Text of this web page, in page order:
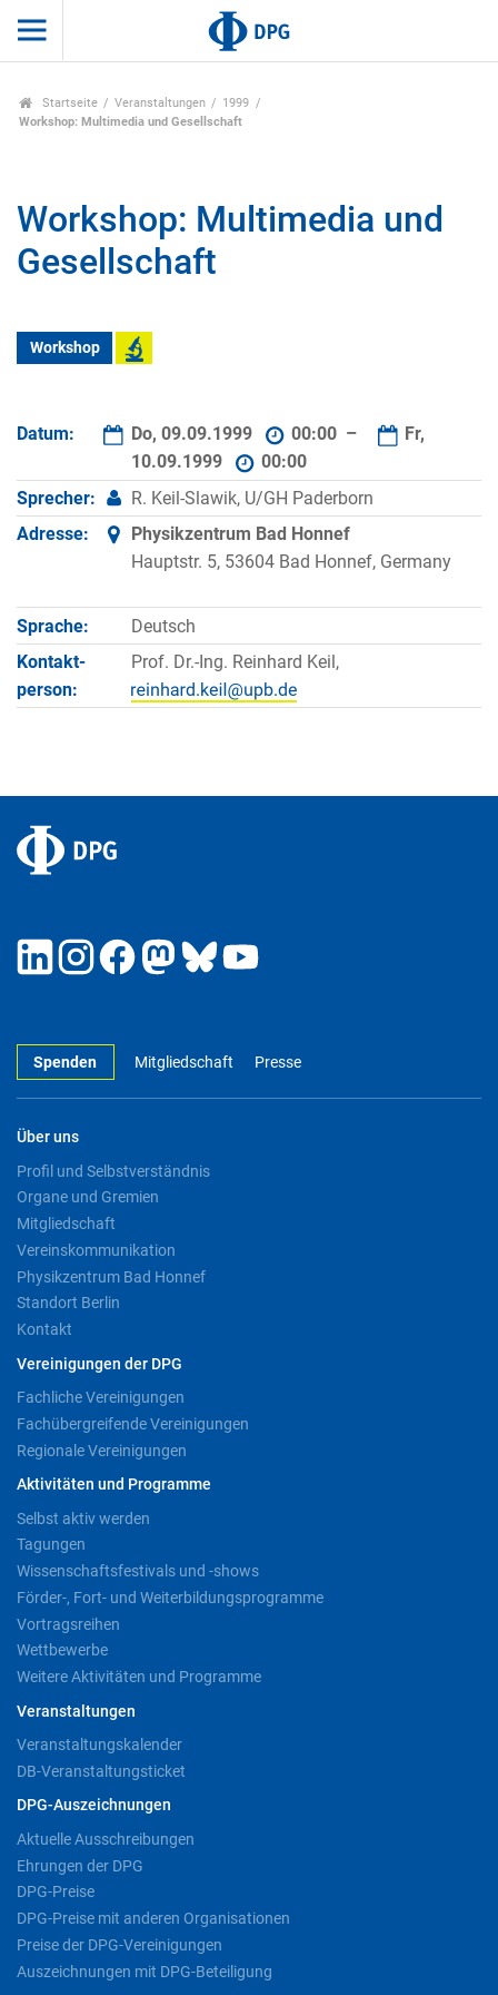
Startseite Veranstaltungen
1999
Workshop: Multimedia und Gesellschaft
Workshop: Multimedia und
Gesellschaft
Workshop
Datum: Do, 09.09.1999 00:00 –
Fr,
10.09.1999
00:00
Sprecher:
R. Keil-Slawik, U/GH Paderborn
Adresse:
Physikzentrum Bad Honnef
Hauptstr. 5, 53604 Bad Honnef, Germany
Sprache:
Deutsch
Kontakt­
person:
Prof. Dr.-Ing. Reinhard Keil,
Spenden Mitgliedschaft Presse
Über uns
Profil und Selbstverständnis
Organe und Gremien
Mitgliedschaft
Vereinskommunikation
Physikzentrum Bad Honnef
Standort Berlin
Kontakt
Vereinigungen der DPG
Fachliche Vereinigungen
Fachübergreifende Vereinigungen
Regionale Vereinigungen
Aktivitäten und Programme
Selbst aktiv werden
Tagungen
Wissenschaftsfestivals und -shows
Förder-, Fort- und Weiterbildungsprogramme
Vortragsreihen
Wettbewerbe
Weitere Aktivitäten und Programme
Veranstaltungen
Veranstaltungskalender
DB-Veranstaltungsticket
DPG-Auszeichnungen
Aktuelle Ausschreibungen
Ehrungen der DPG
DPG-Preise
DPG-Preise mit anderen Organisationen
Preise der DPG-Vereinigungen
Auszeichnungen mit DPG-Beteiligung